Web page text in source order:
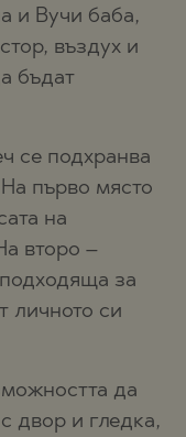
и Вучи баба,
въздух и
бъдат
се подхранва
първо място
на
второ –
за
личното си
да
двор и гледка,